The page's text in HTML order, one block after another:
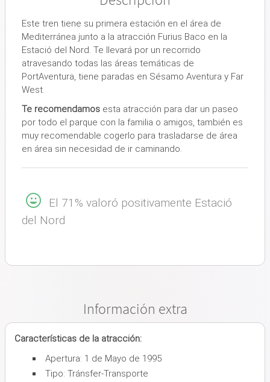
Este tren tiene su primera estación en el área de
Mediterránea junto a la atracción Furius Baco en la
Estació del Nord. Te llevará por un recorrido
atravesando todas las áreas temáticas de
PortAventura, tiene paradas en Sésamo Aventura y Far
West.
Te recomendamos esta atracción para dar un paseo
por todo el parque con la familia o amigos, también es
muy recomendable cogerlo para trasladarse de área
en área sin necesidad de ir caminando.
El 71% valoró positivamente Estació
del Nord
Información extra
Características de la atracción:
Apertura: 1 de Mayo de 1995
Tipo: Tránsfer-Transporte